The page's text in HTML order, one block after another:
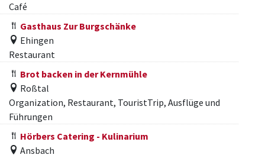
Café
Gasthaus Zur Burgschänke
Ehingen
Restaurant
Brot backen in der Kernmühle
Roßtal
Organization, Restaurant, TouristTrip, Ausflüge und
Führungen
Hörbers Catering - Kulinarium
Ansbach